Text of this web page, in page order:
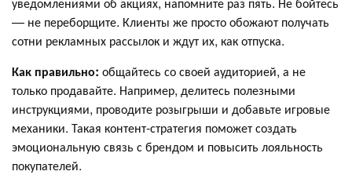
— не переборщите. Клиенты же просто обожают получать
сотни рекламных рассылок и ждут их, как отпуска.
Как правильно: общайтесь со своей аудиторией, а не
только продавайте. Например, делитесь полезными
инструкциями, проводите розыгрыши и добавьте игровые
механики. Такая контент-стратегия поможет создать
эмоциональную связь с брендом и повысить лояльность
покупателей.